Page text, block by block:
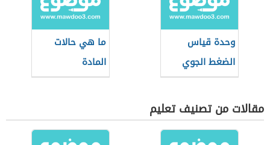
وحدة قياس
الضغط الجوي
ما هي حالات
المادة
مقالات من تصنيف تعليم